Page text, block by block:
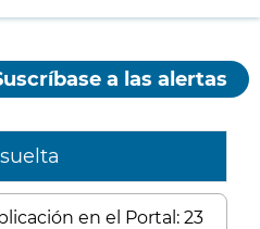
a las alertas
en el Portal: 23